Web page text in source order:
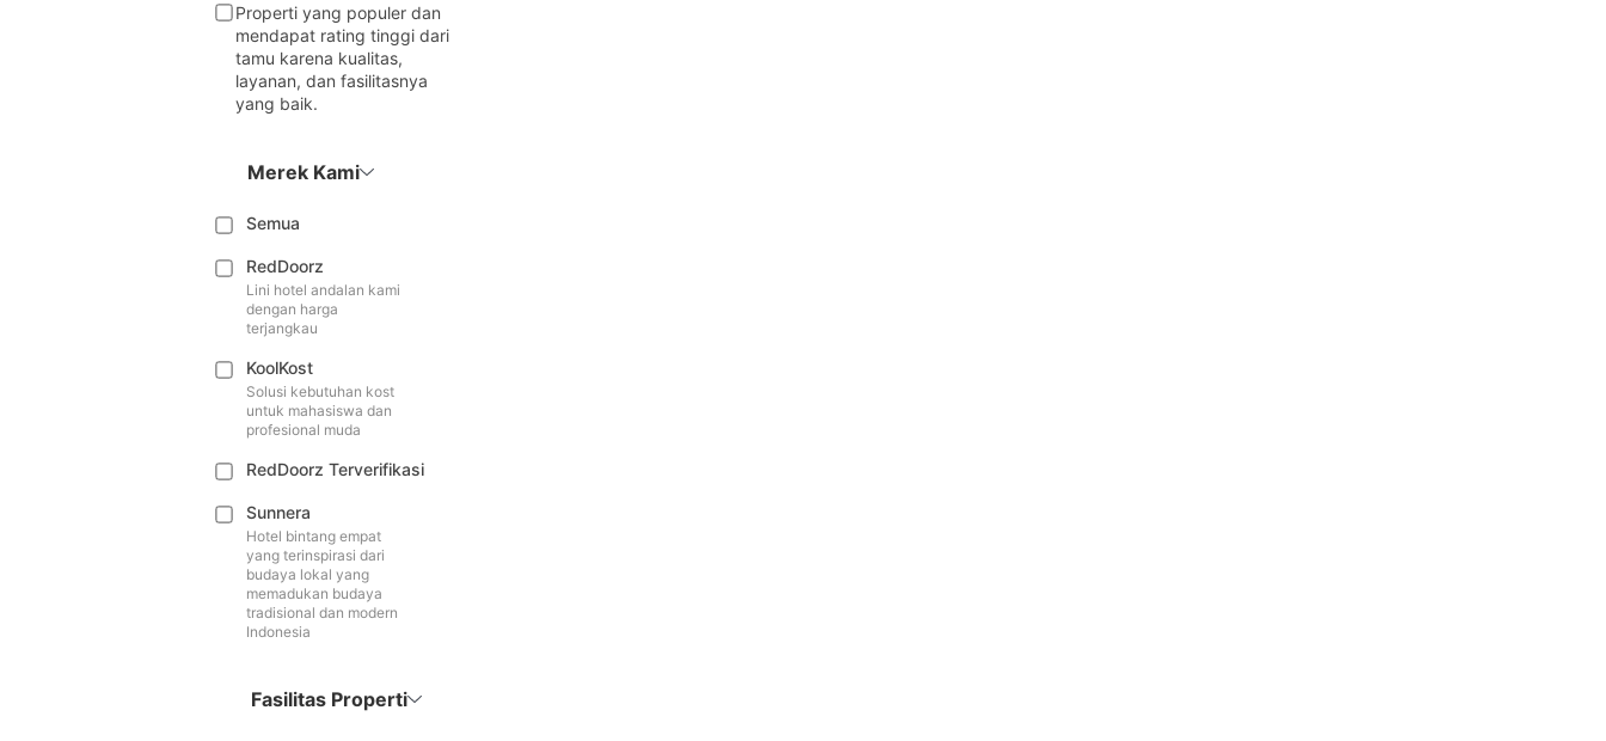
Properti yang populer dan
mendapat rating tinggi dari
tamu karena kualitas,
layanan, dan fasilitasnya
yang baik.
Merek Kami
Semua
RedDoorz
Lini hotel andalan kami
dengan harga
terjangkau
KoolKost
Solusi kebutuhan kost
untuk mahasiswa dan
profesional muda
RedDoorz Terverifikasi
Sunnera
Hotel bintang empat
yang terinspirasi dari
budaya lokal yang
memadukan budaya
tradisional dan modern
Indonesia
Fasilitas Properti